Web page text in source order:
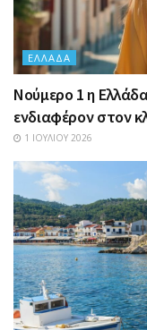
ΕΛΛΆΔΑ
Nούμερο 1 η
ενδιαφέρον στον
1 ΙΟΥΛΊΟΥ 2026